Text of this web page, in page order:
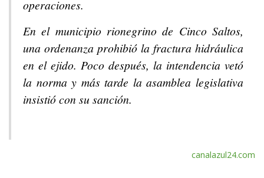
operaciones.
En el municipio rionegrino de Cinco Saltos,
una ordenanza prohibió la fractura hidráulica
en el ejido. Poco después, la intendencia vetó
la norma y más tarde la asamblea legislativa
insistió con su sanción.
canalazul24.com